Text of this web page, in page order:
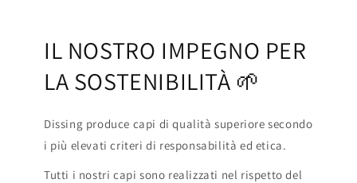
IL NOSTRO IMPEGNO PER
LA SOSTENIBILITÀ 🌱
Dissing produce capi di qualità superiore secondo
i più elevati criteri di responsabilità ed etica.
Tutti i nostri capi sono realizzati nel rispetto del